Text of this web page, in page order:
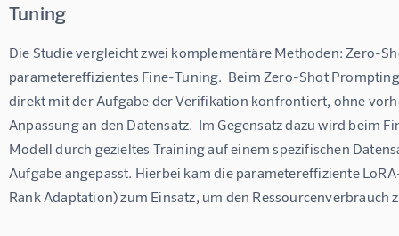
Tuning
Die Studie vergleicht zwei komplementäre Methoden: Zero-
parametereffizientes Fine-Tuning.  Beim Zero-Shot
direkt mit der Aufgabe der Verifikation konfrontiert, ohne
Anpassung an den Datensatz.  Im Gegensatz dazu wird beim
Modell durch gezieltes Training auf einem spezifischen
Aufgabe angepasst. Hierbei kam die parametereffiziente
Rank Adaptation) zum Einsatz, um den Ressourcenverbrauch